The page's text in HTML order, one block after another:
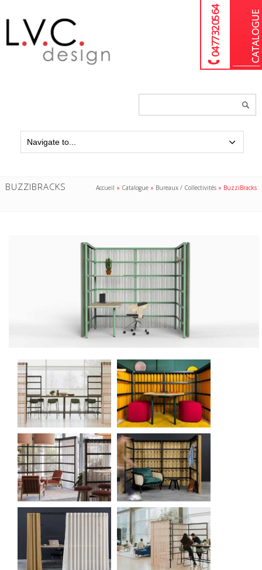
04 77 32 05 64
BUZZIBRACKS Accueil » Catalogue » Bureaux / Collectivités » BuzziBracks